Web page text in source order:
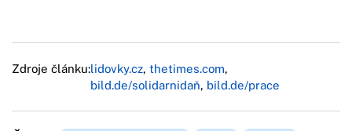
Zdroje článku:lidovky.cz, thetimes.com,
bild.de/solidarnidaň, bild.de/prace